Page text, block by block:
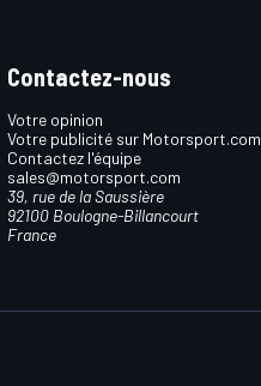
Contactez-nous
Votre opinion
Votre publicité sur Motorsport.com
Contactez l'équipe
sales@motorsport.com
39, rue de la Saussière
92100 Boulogne-Billancourt
France